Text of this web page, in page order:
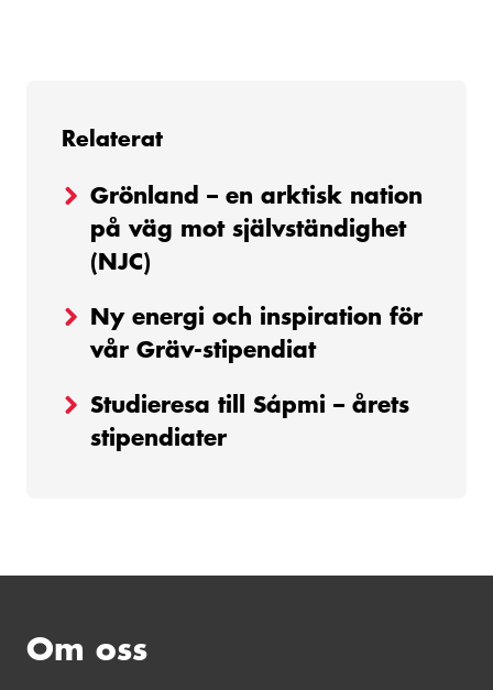
Relaterat
Grönland – en arktisk nation
på väg mot självständighet
(NJC)
Ny energi och inspiration för
vår Gräv-stipendiat
Studieresa till Sápmi – årets
stipendiater
Om oss